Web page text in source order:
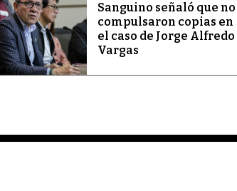
Sanguino señaló que no
compulsaron copias en
el caso de Jorge Alfredo
Vargas